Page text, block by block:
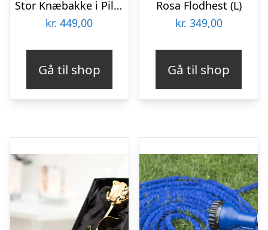
Stor Knæbakke i Piletræ – Bosign
kr. 449,00
Gå til shop
Rosa Flodhest (L)
kr. 349,00
Gå til shop